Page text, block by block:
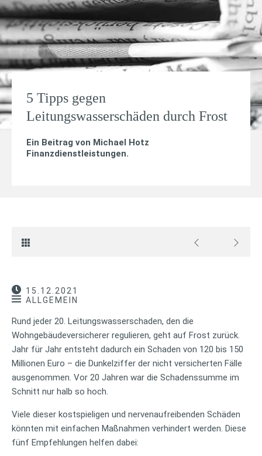
5 Tipps gegen
Leitungswasserschäden durch Frost
Ein Beitrag von Michael Hotz
Finanzdienstleistungen.
15.12.2021
ALLGEMEIN
Rund jeder 20. Leitungswasserschaden, den die
Wohngebäudeversicherer regulieren, geht auf Frost zurück.
Jahr für Jahr entsteht dadurch ein Schaden von 120 bis 150
Millionen Euro – die Dunkelziffer der nicht versicherten Fälle
ausgenommen. Vor 20 Jahren war die Schadenssumme im
Schnitt nur halb so hoch.
Viele dieser kostspieligen und nervenaufreibenden Schäden
könnten mit einfachen Maßnahmen verhindert werden. Diese
fünf Empfehlungen helfen dabei: